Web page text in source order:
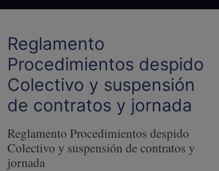
Reglamento
Procedimientos despido
Colectivo y suspensión
de contratos y jornada
Reglamento Procedimientos despido
Colectivo y suspensión de contratos y
jornada